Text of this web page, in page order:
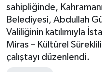
sahipliğinde,
Belediyesi, Abdullah
Valiliğinin katılımıyla
Miras – Kültürel
çalıştayı düzenlendi.
Tüm Manşetler
Son Dakika